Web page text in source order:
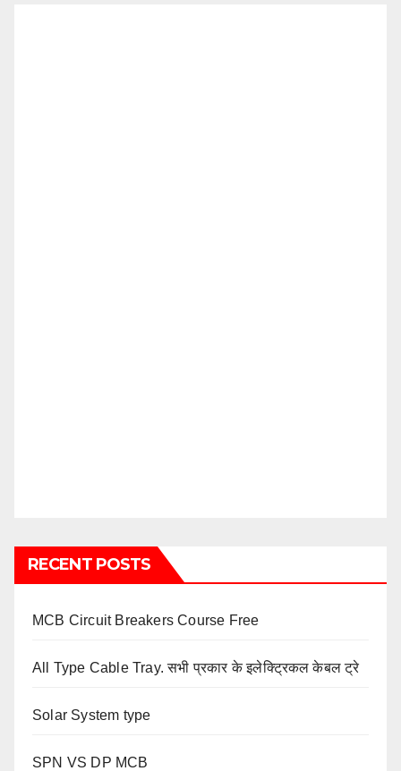
RECENT POSTS
MCB Circuit Breakers Course Free
All Type Cable Tray. सभी प्रकार के इलेक्ट्रिकल केबल ट्रे
Solar System type
SPN VS DP MCB